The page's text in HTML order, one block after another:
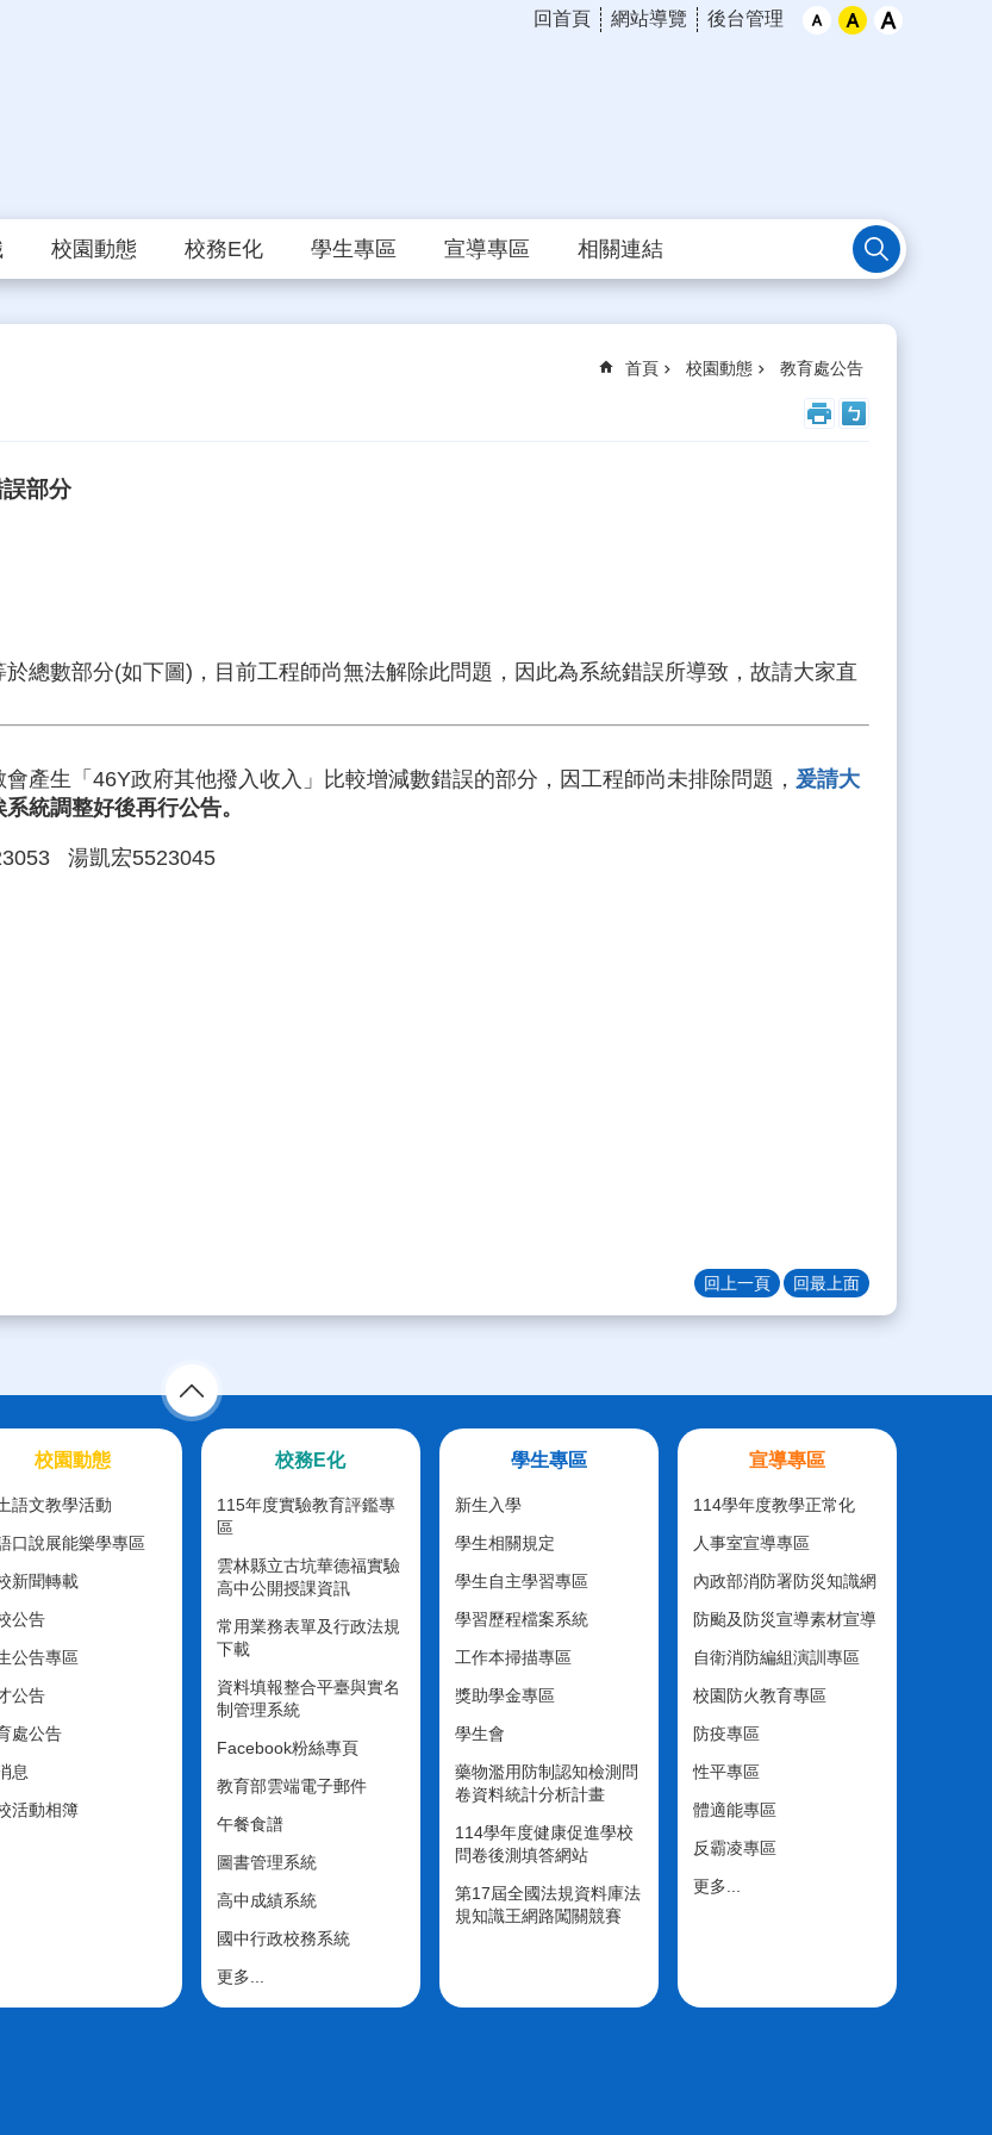
回首頁 網站導覽 後台管理
校園動態 校務E化 學生專區 宣導專區 相關連結
首頁 校園動態 教育處公告
部分
總數部分(如下圖)，目前工程師尚無法解除此問題，因此為系統錯誤所導致，故請大家直
產生「46Y政府其他撥入收入」比較增減數錯誤的部分，因工程師尚未排除問題， 爰請大
系統調整好後再行公告。
湯凱宏5523045
回上一頁 回最上面
校園動態
語文教學活動
口說展能樂學專區
新聞轉載
公告
公告專區
公告
處公告
息
活動相簿
校務E化
115年度實驗教育評鑑專
區
雲林縣立古坑華德福實驗
高中公開授課資訊
常用業務表單及行政法規
下載
資料填報整合平臺與實名
制管理系統
Facebook粉絲專頁
教育部雲端電子郵件
午餐食譜
圖書管理系統
高中成績系統
國中行政校務系統
更多...
學生專區
新生入學
學生相關規定
學生自主學習專區
學習歷程檔案系統
工作本掃描專區
獎助學金專區
學生會
藥物濫用防制認知檢測問
卷資料統計分析計畫
114學年度健康促進學校
問卷後測填答網站
第17屆全國法規資料庫法
規知識王網路闖關競賽
宣導專區
114學年度教學正常化
人事室宣導專區
內政部消防署防災知識網
防颱及防災宣導素材宣導
自衛消防編組演訓專區
校園防火教育專區
防疫專區
性平專區
體適能專區
反霸凌專區
更多...